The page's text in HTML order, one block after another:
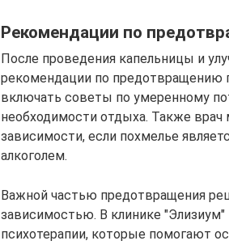
Рекомендации по
После проведения капельницы и
рекомендации по предотвращению
включать советы по умеренному
необходимости отдыха. Также
зависимости, если похмелье
алкоголем.
Важной частью предотвращения
зависимостью. В клинике
психотерапии, которые помогают